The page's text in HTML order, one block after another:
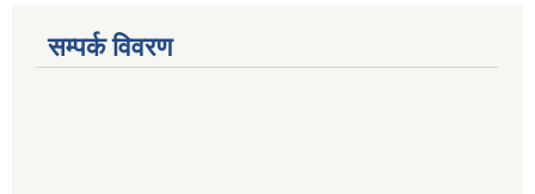
सम्पर्क विवरण